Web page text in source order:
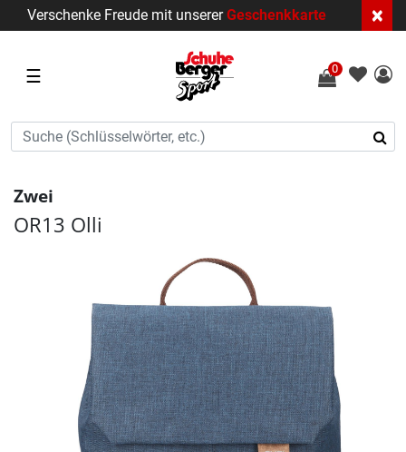
Verschenke Freude mit unsererGeschenkkarte ×
☰ 0
Zwei
OR13 Olli